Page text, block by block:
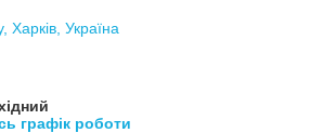
Харків, Україна
графік роботи